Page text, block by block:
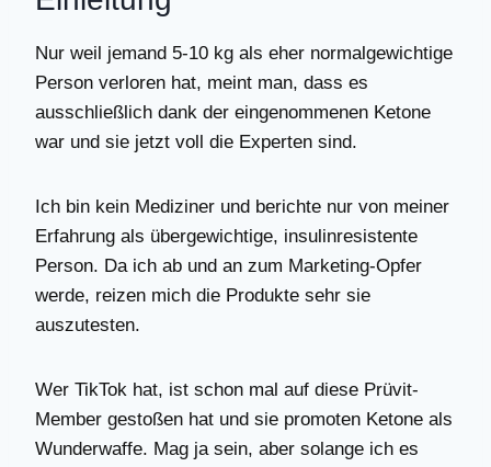
Nur weil jemand 5-10 kg als eher normalgewichtige
Person verloren hat, meint man, dass es
ausschließlich dank der eingenommenen Ketone
war und sie jetzt voll die Experten sind.
Ich bin kein Mediziner und berichte nur von meiner
Erfahrung als übergewichtige, insulinresistente
Person. Da ich ab und an zum Marketing-Opfer
werde, reizen mich die Produkte sehr sie
auszutesten.
Wer TikTok hat, ist schon mal auf diese Prüvit-
Member gestoßen hat und sie promoten Ketone als
Wunderwaffe. Mag ja sein, aber solange ich es